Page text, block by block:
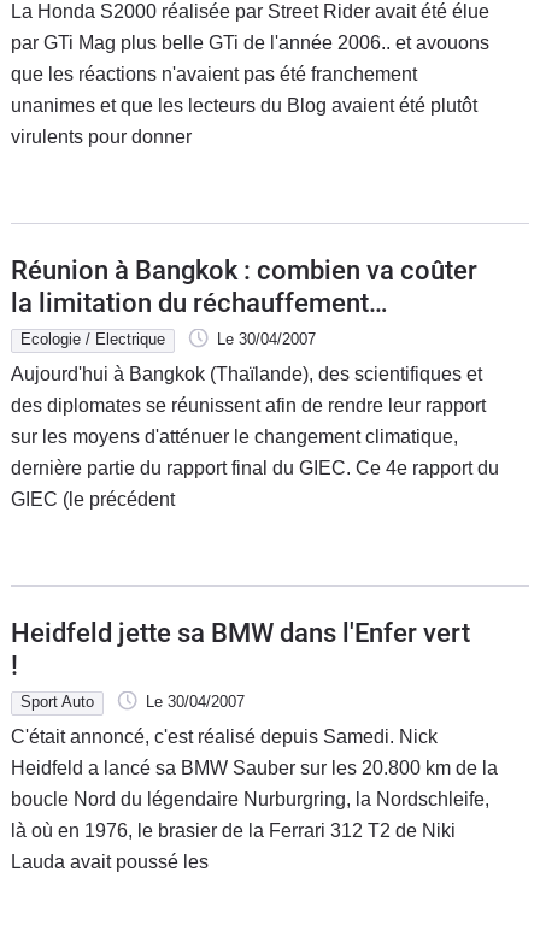
La Honda S2000 réalisée par Street Rider avait été élue
par GTi Mag plus belle GTi de l'année 2006.. et avouons
que les réactions n'avaient pas été franchement
unanimes et que les lecteurs du Blog avaient été plutôt
virulents pour donner
Réunion à Bangkok : combien va coûter
la limitation du réchauffement
climatique et qui va payer ?
Ecologie / Electrique Le 30/04/2007
Aujourd'hui à Bangkok (Thaïlande), des scientifiques et
des diplomates se réunissent afin de rendre leur rapport
sur les moyens d'atténuer le changement climatique,
dernière partie du rapport final du GIEC. Ce 4e rapport du
GIEC (le précédent
Heidfeld jette sa BMW dans l'Enfer vert
!
Sport Auto Le 30/04/2007
C'était annoncé, c'est réalisé depuis Samedi. Nick
Heidfeld a lancé sa BMW Sauber sur les 20.800 km de la
boucle Nord du légendaire Nurburgring, la Nordschleife,
là où en 1976, le brasier de la Ferrari 312 T2 de Niki
Lauda avait poussé les